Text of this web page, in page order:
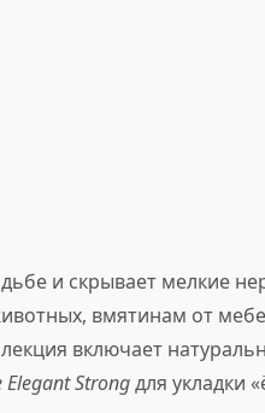
и скрывает мелкие
вмятинам от
включает
Strongдля укладки